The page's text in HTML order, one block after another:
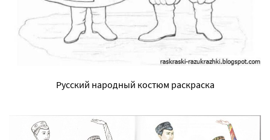
Русский народный костюм раскраска